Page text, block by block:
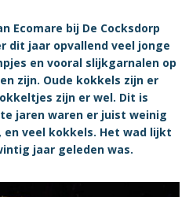
Ecomare bij De Cocksdorp
dit jaar opvallend veel jonge
en vooral slijkgarnalen op
zijn. Oude kokkels zijn er
zijn er wel. Dit is
jaren waren er juist weinig
veel kokkels. Het wad lijkt
jaar geleden was.